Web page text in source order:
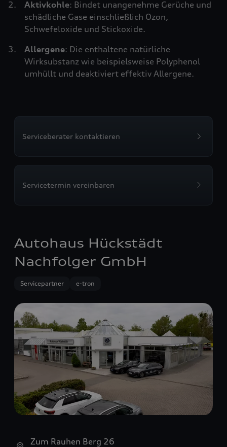
Aktivkohle: Bindet unangenehme Gerüche und
schädliche Gase einschließlich Ozon,
Schwefeloxide und Stickoxide.
Allergene: Die enthaltene natürliche
Wirksubstanz wie beispielsweise Polyphenol
umhüllt und deaktiviert effektiv Allergene.
Serviceberater kontaktieren
Servicetermin vereinbaren
Autohaus Hückstädt
Nachfolger GmbH
Servicepartner e-tron
Zum Rauhen Berg 26